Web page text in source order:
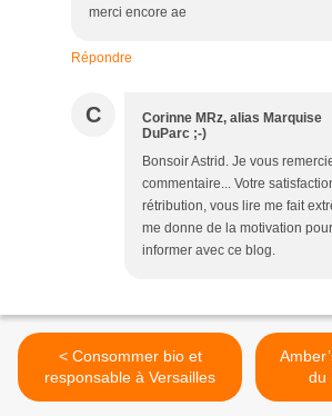
merci encore ae
Répondre
C
Corinne MRz, alias Marquise
DuParc ;-)
Bonsoir Astrid. Je vous
commentaire... Votre
rétribution, vous lire me fait
me donne de la motivation
informer avec ce blog.
< Consommer bio et
responsable à Versailles